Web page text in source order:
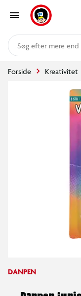
mere end
Forside Kreativitet
DANPEN